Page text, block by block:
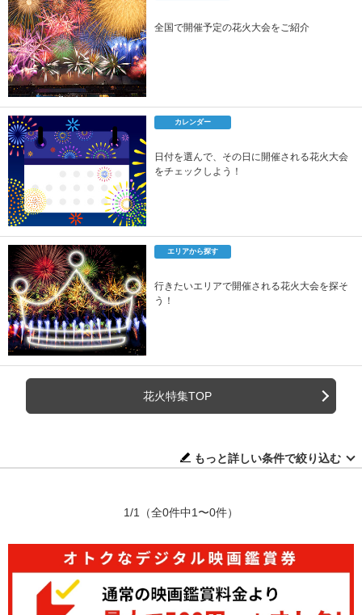
全国で開催予定の花火大会をご紹介
カレンダー
日付を選んで、その日に開催される花火大会
をチェックしよう！
エリアから探す
行きたいエリアで開催される花火大会を探そ
う！
花火特集TOP
もっと詳しい条件で絞り込む
1/1 （全0件中1〜0件）